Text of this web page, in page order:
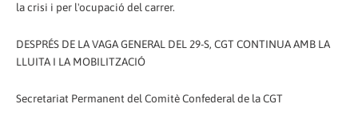
la crisi i per l'ocupació del carrer.
DESPRÉS DE LA VAGA GENERAL DEL 29-S, CGT CONTINUA AMB LA
LLUITA I LA MOBILITZACIÓ
Secretariat Permanent del Comitè Confederal de la CGT